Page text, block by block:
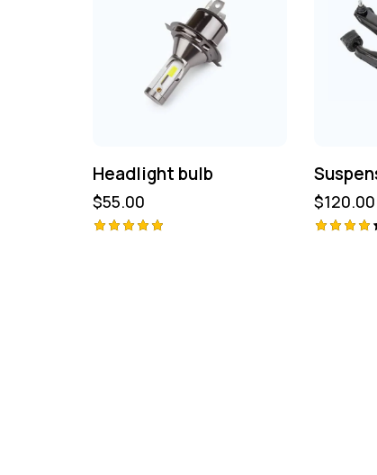
Headlight bulb
$55.00 $120.00